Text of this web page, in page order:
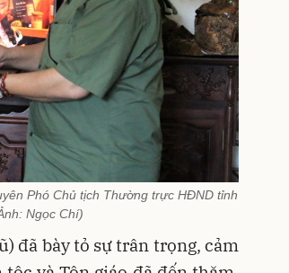
Phó Chủ tịch Thường trực HĐND tỉnh
Ngọc Chí)
đã bày tỏ sự trân trọng, cảm